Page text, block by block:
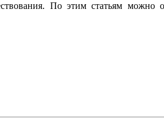
По этим статьям можно